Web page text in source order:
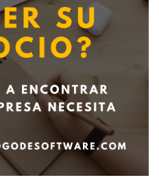
de otros Productos /
al solicitado